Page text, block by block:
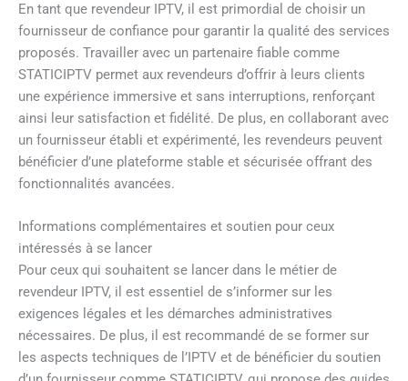
En tant que revendeur IPTV, il est primordial de choisir un
fournisseur de confiance pour garantir la qualité des services
proposés. Travailler avec un partenaire fiable comme
STATICIPTV permet aux revendeurs d’offrir à leurs clients
une expérience immersive et sans interruptions, renforçant
ainsi leur satisfaction et fidélité. De plus, en collaborant avec
un fournisseur établi et expérimenté, les revendeurs peuvent
bénéficier d’une plateforme stable et sécurisée offrant des
fonctionnalités avancées.
Informations complémentaires et soutien pour ceux
intéressés à se lancer
Pour ceux qui souhaitent se lancer dans le métier de
revendeur IPTV, il est essentiel de s’informer sur les
exigences légales et les démarches administratives
nécessaires. De plus, il est recommandé de se former sur
les aspects techniques de l’IPTV et de bénéficier du soutien